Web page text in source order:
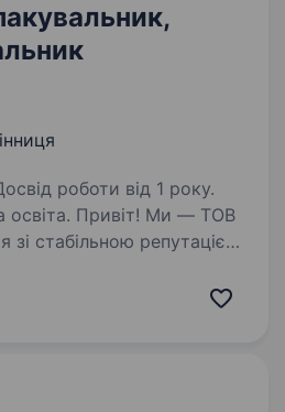
роботи від 1 року.
Ми — ТОВ
зі стабільною репутацією
коробок